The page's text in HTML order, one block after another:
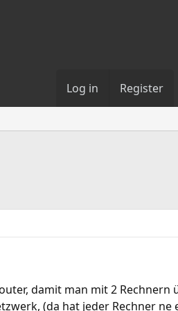
Log in Register
damit man mit 2 Rechnern
(da hat jeder Rechner ne